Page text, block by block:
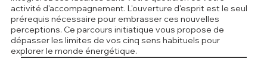
activité d'accompagnement. L'ouverture d'esprit est le seul
prérequis nécessaire pour embrasser ces nouvelles
perceptions. Ce parcours initiatique vous propose de
dépasser les limites de vos cinq sens habituels pour
explorer le monde énergétique.